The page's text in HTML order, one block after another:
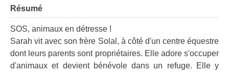
Résumé
SOS, animaux en détresse !
Sarah vit avec son frère Solal, à côté d'un centre équestre
dont leurs parents sont propriétaires. Elle adore s'occuper
d'animaux et devient bénévole dans un refuge. Elle y